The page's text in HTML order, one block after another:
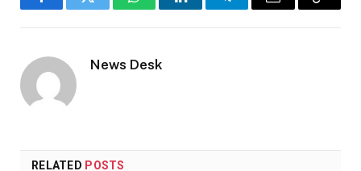
FacebookTwitter WhatsAppLinkedInTelegramEmail
Copy
News Desk
RELATED POSTS